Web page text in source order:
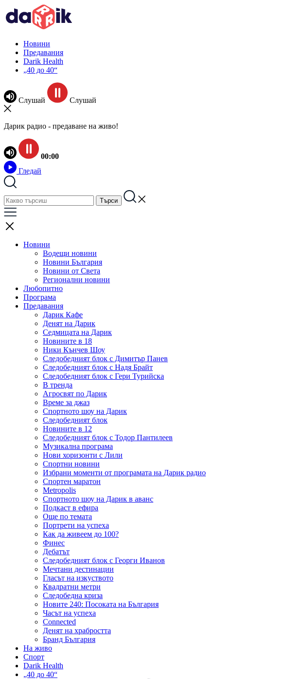
Новини
Предавания
Darik Health
„40 до 40“
Слушай Слушай
Дарик радио - предаване на живо!
00:00
Гледай
Новини
Водещи новини
Новини България
Новини от Света
Регионални новини
Любопитно
Програма
Предавания
Дарик Кафе
Денят на Дарик
Седмицата на Дарик
Новините в 18
Ники Кънчев Шоу
Следобедният блок с Димитър Панев
Следобедният блок с Надя Брайт
Следобедният блок с Гери Турийска
В тренда
Агросвят по Дарик
Време за джаз
Спортното шоу на Дарик
Следобедният блок
Новините в 12
Следобедният блок с Тодор Пантилеев
Музикална програма
Нови хоризонти с Лили
Спортни новини
Избрани моменти от програмата на Дарик радио
Спортен маратон
Metropolis
Спортното шоу на Дарик в аванс
Подкаст в ефира
Още по темата
Портрети на успеха
Как да живеем до 100?
Финес
Дебатът
Следобедният блок с Георги Иванов
Мечтани дестинации
Гласът на изкуството
Квадратни метри
Следобедна криза
Новите 240: Посоката на България
Часът на успеха
Connected
Денят на храбростта
Бранд България
На живо
Спорт
Darik Health
„40 до 40“